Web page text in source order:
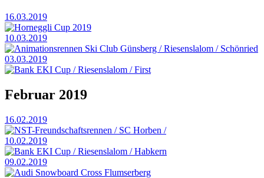
16.03.2019
Horneggli Cup 2019
10.03.2019
Animationsrennen Ski Club Günsberg / Riesenslalom / Schönried
03.03.2019
Bank EKI Cup / Riesenslalom / First
Februar 2019
16.02.2019
NST-Freundschaftsrennen / SC Horben /
10.02.2019
Bank EKI Cup / Riesenslalom / Habkern
09.02.2019
Audi Snowboard Cross Flumserberg